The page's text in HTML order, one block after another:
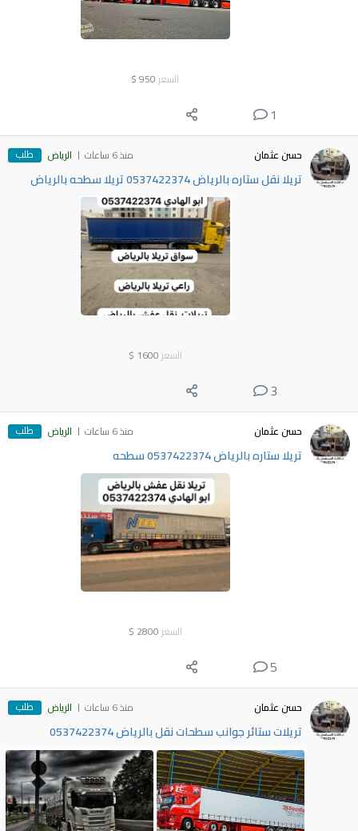
السعر 950
$
1
حسن عثمان منذ 6 ساعات الرياض طلب
تريلا نقل ستاره بالرياض 0537422374 تريلا سطحه بالرياض
السعر 1600
$
3
حسن عثمان منذ 6 ساعات الرياض طلب
تريلا ستاره بالرياض 0537422374 سطحه
السعر 2800
$
5
حسن عثمان منذ 6 ساعات الرياض طلب
تريلات ستائر جوانب سطحات نقل بالرياض 0537422374